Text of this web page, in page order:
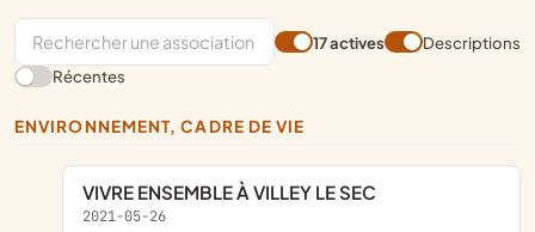
17 actives
Descriptions
Récentes
ENVIRONNEMENT, CADRE DE VIE
VIVRE ENSEMBLE À VILLEY LE SEC
2021-05-26